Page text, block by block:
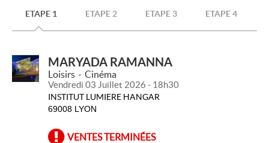
l'accueil
ETAPE 1 ETAPE 2 ETAPE 3 ETAPE 4
MARYADA RAMANNA
Loisirs Cinéma
Vendredi 03 Juillet 2026 - 18h30
INSTITUT LUMIERE HANGAR
69008 LYON
VENTES TERMINÉES